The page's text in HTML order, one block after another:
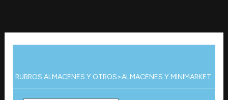
contenido
RUBROS:ALMACENES Y OTROS>ALMACENES Y MINIMARKET